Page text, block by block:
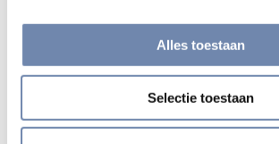
Alles toestaan
Selectie toestaan